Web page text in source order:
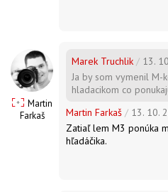
Martin
Farkaš
Marek Truchlik / 13.
Ja by som vymenil M-
hladacikom co
Martin Farkaš / 13. 10.
Zatiaľ lem M3 ponúka
hľadáčika.